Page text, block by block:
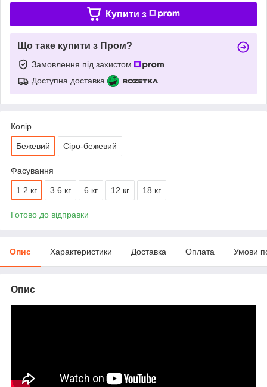
Купити з
Що таке купити з Пром?
Замовлення під захистом
Доступна доставка
Колір
Бежевий Сіро-бежевий
Фасування
1.2 кг 3.6 кг 6 кг 12 кг 18 кг
Готово до відправки
Опис Характеристики Доставка Оплата Умови
Опис